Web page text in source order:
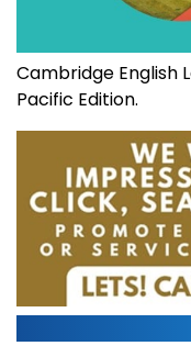
Cambridge English
Pacific Edition.